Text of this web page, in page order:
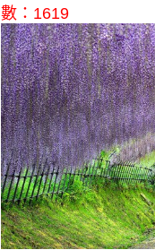
數：1619